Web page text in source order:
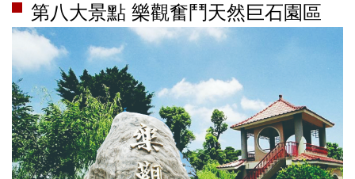
第八大景點 樂觀奮鬥天然巨石園區